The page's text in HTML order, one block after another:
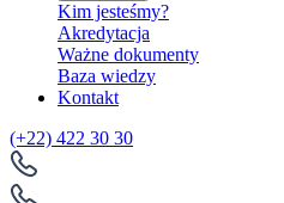
Kim jesteśmy?
Akredytacja
Ważne dokumenty
Baza wiedzy
Kontakt
(+22) 422 30 30